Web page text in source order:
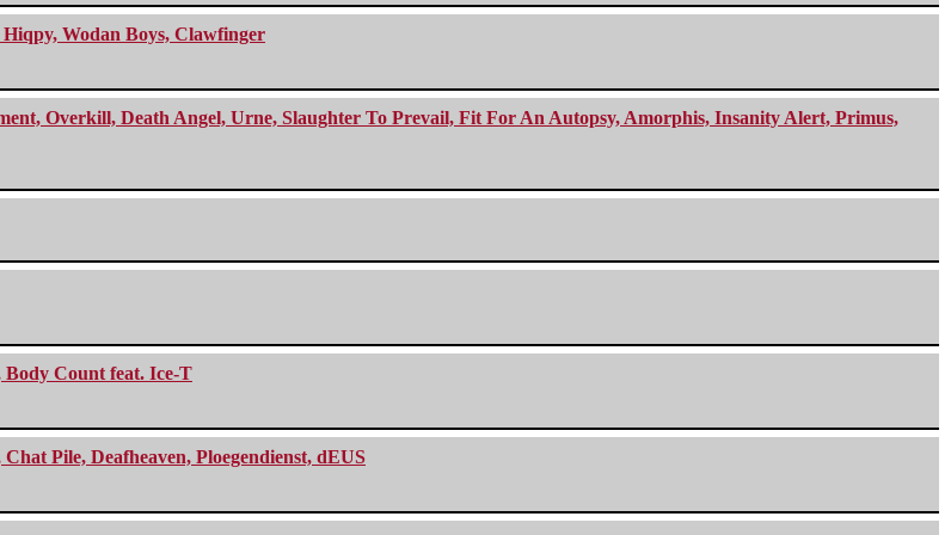
Wodan Boys, Clawfinger
Overkill, Death Angel, Urne, Slaughter To Prevail, Fit For An Autopsy, Amorphis, Insanity Alert, Primus,
Body Count feat. Ice-T
Pile, Deafheaven, Ploegendienst, dEUS